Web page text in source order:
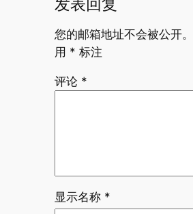
发表回复
您的邮箱地址不会被公开。
用 * 标注
评论 *
显示名称 *